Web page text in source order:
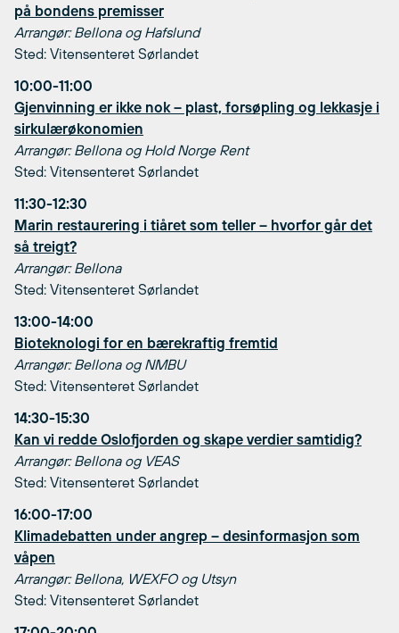
på bondens premisser
Arrangør: Bellona og Hafslund
Sted: Vitensenteret Sørlandet
10:00-11:00
Gjenvinning er ikke nok – plast, forsøpling og lekkasje i
sirkulærøkonomien
Arrangør: Bellona og Hold Norge Rent
Sted: Vitensenteret Sørlandet
11:30-12:30
Marin restaurering i tiåret som teller – hvorfor går det
så treigt?
Arrangør: Bellona
Sted: Vitensenteret Sørlandet
13:00-14:00
Bioteknologi for en bærekraftig fremtid
Arrangør: Bellona og NMBU
Sted: Vitensenteret Sørlandet
14:30-15:30
Kan vi redde Oslofjorden og skape verdier samtidig?
Arrangør: Bellona og VEAS
Sted: Vitensenteret Sørlandet
16:00-17:00
Klimadebatten under angrep – desinformasjon som
våpen
Arrangør: Bellona, WEXFO og Utsyn
Sted: Vitensenteret Sørlandet